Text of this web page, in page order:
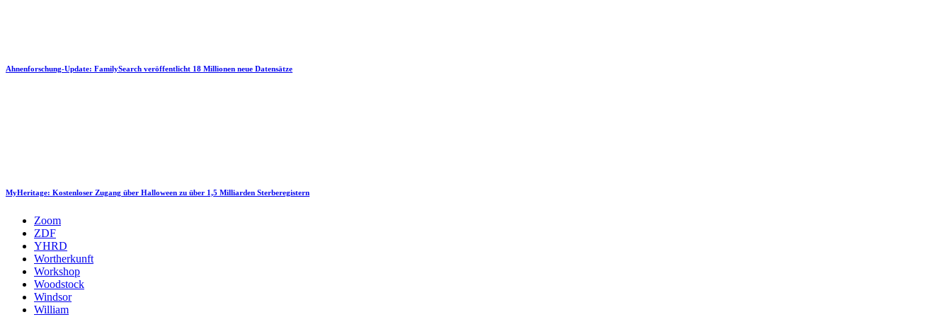
Ahnenforschung-Update: FamilySearch veröffentlicht 18 Millionen neue Datensätze
MyHeritage: Kostenloser Zugang über Halloween zu über 1,5 Milliarden Sterberegistern
Zoom
ZDF
YHRD
Wortherkunft
Workshop
Woodstock
Windsor
William